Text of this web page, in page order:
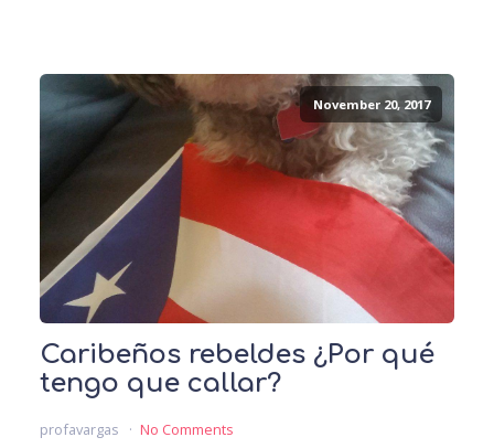
November 20, 2017
Caribeños rebeldes ¿Por qué
tengo que callar?
profavargas No Comments